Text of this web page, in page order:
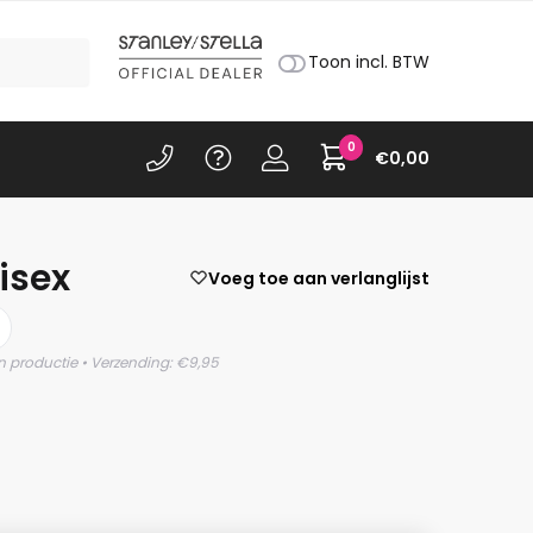
Toon incl. BTW
€0,00
0
Voeg toe aan verlanglijst
productie • Verzending: €9,95